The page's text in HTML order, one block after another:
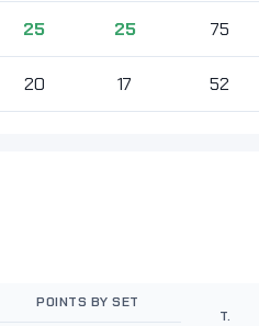
25 25 75
20 17 52
POINTS BY SET
T.